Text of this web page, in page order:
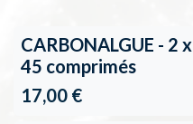
CARBONALGUE - 2 x
45 comprimés
17,00 €